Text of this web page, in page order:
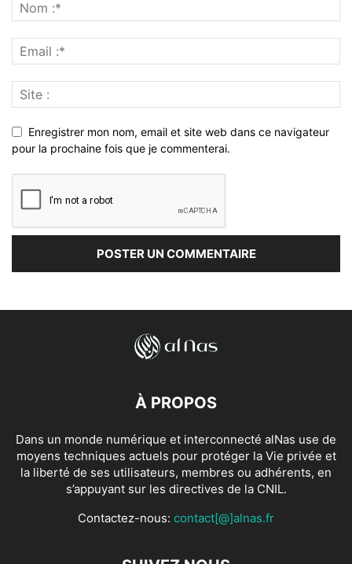
Enregistrer mon nom, email et site web dans ce navigateur
pour la prochaine fois que je commenterai.
À PROPOS
Dans un monde numérique et interconnecté alNas use de
moyens techniques actuels pour protéger la Vie privée et
la liberté de ses utilisateurs, membres ou adhérents, en
s’appuyant sur les directives de la CNIL.
Contactez-nous: contact[@]alnas.fr